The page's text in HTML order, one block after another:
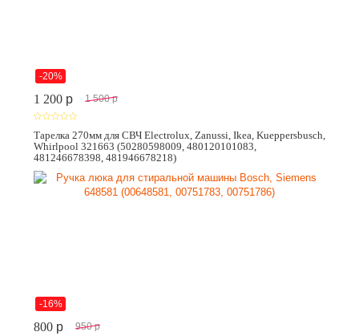
-20%
1 200 p 1 500 p
Тарелка 270мм для СВЧ Electrolux, Zanussi, Ikea, Kueppersbusch,
Whirlpool 321663 (50280598009, 480120101083,
481246678398, 481946678218)
-16%
800 p 950 p